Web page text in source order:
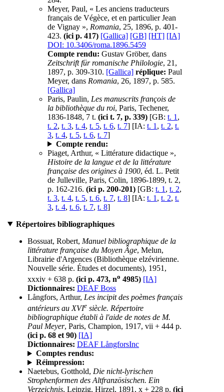
Meyer, Paul, « Les anciens traducteurs
français de Végèce, et en particulier Jean
de Vignay », Romania, 25, 1896, p. 401-
423. (ici p. 417) [Gallica] [GB] [HT] [IA]
DOI: 10.3406/roma.1896.5459
Compte rendu: Gustav Gröber, dans
Zeitschrift für romanische Philologie, 21,
1897, p. 309-310. [Gallica] réplique: Paul
Meyer, dans Romania, 26, 1897, p. 585.
[Gallica]
Paris, Paulin, Les manuscrits françois de
la bibliothèque du roi, Paris, Techener,
1836-1848, 7 t. (ici t. 7, p. 339) [GB: t. 1 ,
t. 2, t. 3, t. 4, t. 5, t. 6, t. 7] [IA: t. 1 , t. 2, t.
3, t. 4, t. 5, t. 6, t. 7]
Compte rendu:
Piaget, Arthur, « Littérature didactique »,
Histoire de la langue et de la littérature
française des origines à 1900, éd. L. Petit
de Julleville, Paris, Colin, 1896-1899, t. 2,
p. 162-216. (ici p. 200-201) [GB: t. 1 , t. 2,
t. 3, t. 4, t. 5, t. 6, t. 7, t. 8] [IA: t. 1 , t. 2, t.
3, t. 4, t. 6, t. 7, t. 8]
Répertoires bibliographiques
Bossuat, Robert, Manuel bibliographique de la
littérature française du Moyen Âge, Melun,
Librairie d'Argences (Bibliothèque elzévirienne.
Nouvelle série. Études et documents), 1951,
xxxiv + 638 p. (ici p. 473, no 4985) [IA]
Dictionnaires: DEAF Boss
Långfors, Arthur, Les incipit des poèmes français
antérieurs au XVIe siècle. Répertoire
bibliographique établi à l'aide de notes de M.
Paul Meyer, Paris, Champion, 1917, vii + 444 p.
(ici p. 68 et 90) [IA]
Dictionnaires: DEAF LångforsInc
Comptes rendus:
Réimpression:
Naetebus, Gotthold, Die nicht-lyrischen
Strophenformen des Altfranzösischen. Ein
Verzeichnis, Leipzig, Hirzel, 1891, x + 228 p. (ici